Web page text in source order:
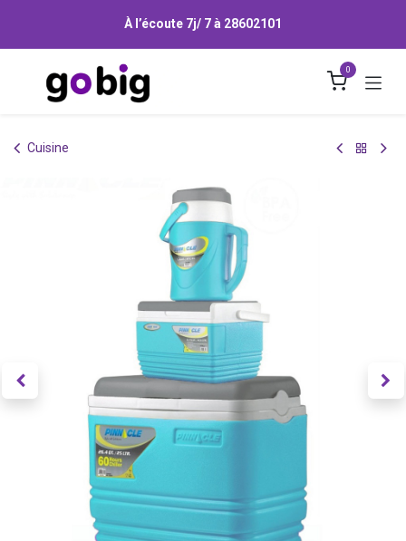
À l’écoute 7j/ 7 à 28602101
0
Cuisine